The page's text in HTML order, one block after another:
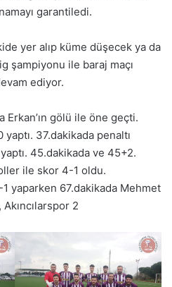
garantiledi.
yer alıp küme düşecek ya da
şampiyonu ile baraj maçı
ediyor.
Erkan’ın gölü ile öne geçti.
37.dakikada penaltı
45.dakikada ve 45+2.
ile skor 4-1 oldu.
yaparken 67.dakikada Mehmet
2